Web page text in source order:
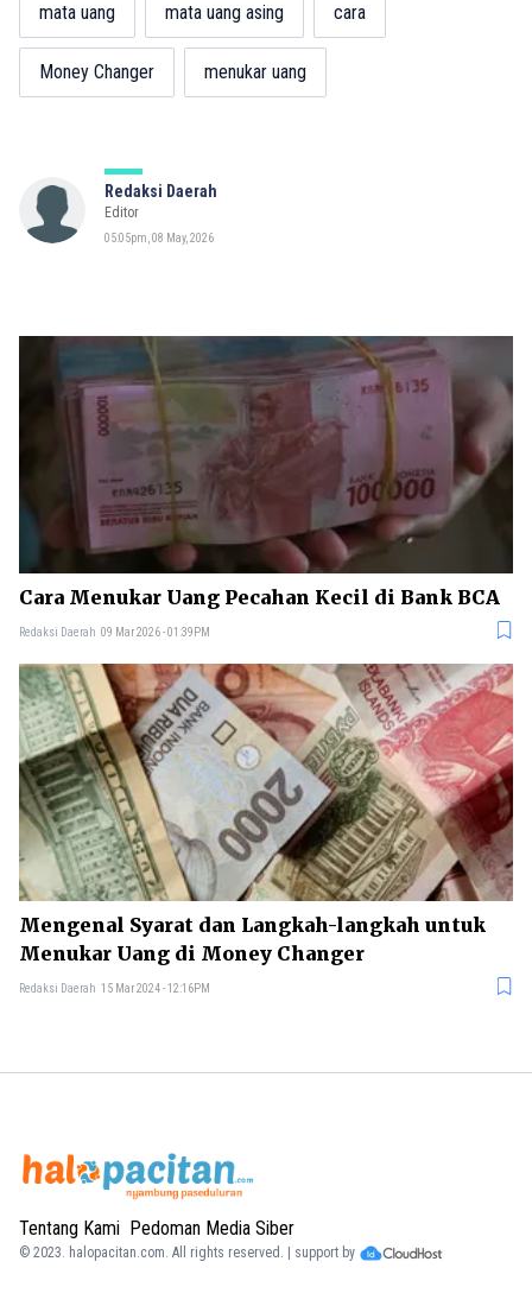
mata uang mata uang asing cara
Money Changer menukar uang
Redaksi Daerah
Editor
05:05pm, 08 May, 2026
Cara Menukar Uang Pecahan Kecil di Bank BCA
Redaksi Daerah 09 Mar 2026 - 01:39PM
Mengenal Syarat dan Langkah-langkah untuk
Menukar Uang di Money Changer
Redaksi Daerah 15 Mar 2024 - 12:16PM
Tentang Kami Pedoman Media Siber
© 2023. halopacitan.com. All rights reserved. | support by